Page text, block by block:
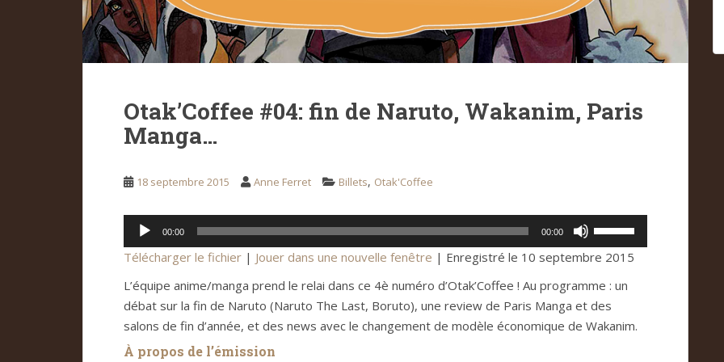
Otak’Coffee #04: fin de Naruto, Wakanim, Paris
Manga…
18 septembre 2015 Anne Ferret Billets, Otak'Coffee
Lecteur
audio
00:00 00:00
les
flèches
haut/bas
pour
augmenter
Télécharger le fichier | Jouer dans une nouvelle fenêtre | Enregistré le 10 septembre 2015
L’équipe anime/manga prend le relai dans ce 4è numéro d’Otak’Coffee ! Au programme : un
débat sur la fin de Naruto (Naruto The Last, Boruto), une review de Paris Manga et des
salons de fin d’année, et des news avec le changement de modèle économique de Wakanim.
À propos de l’émission